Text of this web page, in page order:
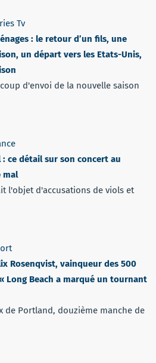
Tv
: le retour d’un fils, une
un départ vers les Etats-Unis,
d'envoi de la nouvelle saison
: ce détail sur son concert au
mal
l'objet d'accusations de viols et
Rosenqvist, vainqueur des 500
Long Beach a marqué un tournant
de Portland, douzième manche de